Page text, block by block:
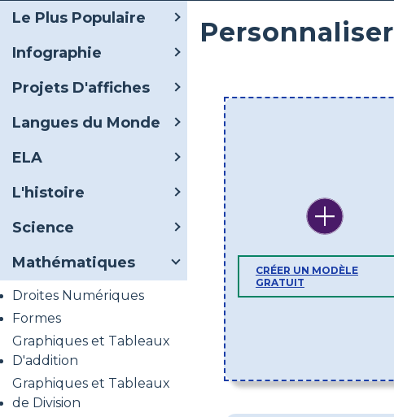
Le Plus Populaire
Infographie
Projets D'affiches
Langues du Monde
ELA
L'histoire
Science
Mathématiques
Droites Numériques
Formes
Graphiques et Tableaux
D'addition
Graphiques et Tableaux
de Division
CRÉER UN MODÈLE
GRATUIT